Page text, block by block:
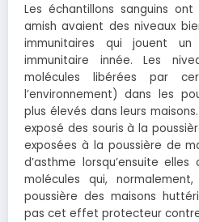
Les échantillons sanguins
amish avaient des niveaux
immunitaires qui jouent
immunitaire innée. Les
molécules libérées par
l’environnement) dans les
plus élevés dans leurs
exposé des souris à la
exposées à la poussière de
d’asthme lorsqu’ensuite
molécules qui,
poussière des maisons
pas cet effet protecteur contre